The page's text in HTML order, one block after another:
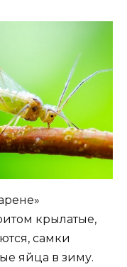
крылатые,
самки
яйца в зиму.